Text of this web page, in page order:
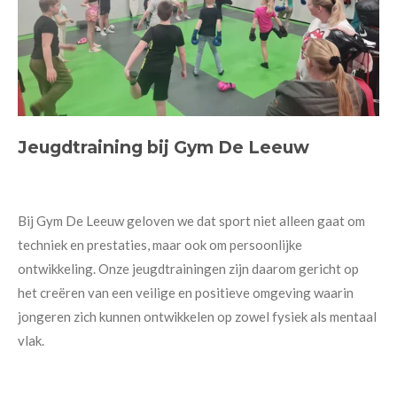
Jeugdtraining bij Gym De Leeuw
Bij Gym De Leeuw geloven we dat sport niet alleen gaat om
techniek en prestaties, maar ook om persoonlijke
ontwikkeling. Onze jeugdtrainingen zijn daarom gericht op
het creëren van een veilige en positieve omgeving waarin
jongeren zich kunnen ontwikkelen op zowel fysiek als mentaal
vlak.